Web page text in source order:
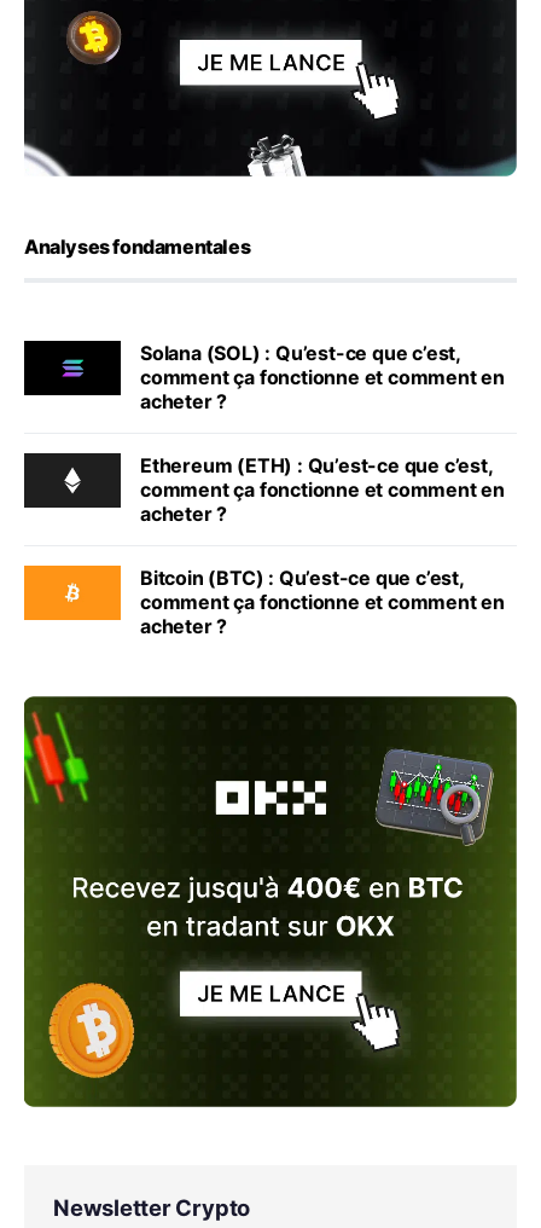
Analyses fondamentales
Solana (SOL) : Qu’est-ce que c’est,
comment ça fonctionne et comment en
acheter ?
Ethereum (ETH) : Qu’est-ce que c’est,
comment ça fonctionne et comment en
acheter ?
Bitcoin (BTC) : Qu’est-ce que c’est,
comment ça fonctionne et comment en
acheter ?
Newsletter Crypto